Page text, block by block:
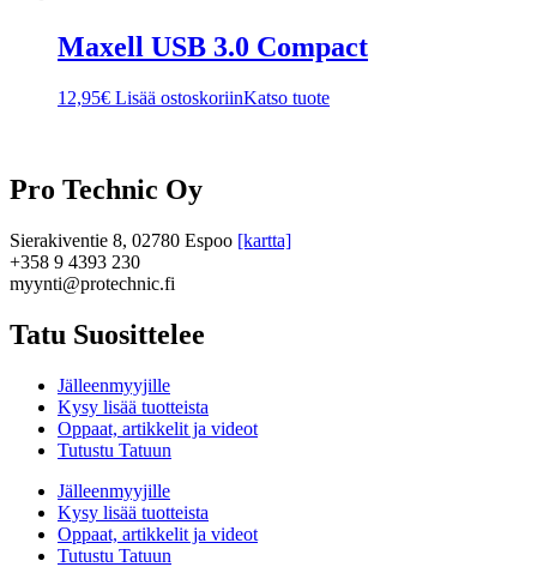
Maxell USB 3.0 Compact
12,95€ Lisää ostoskoriinKatso tuote
Pro Technic Oy
Sierakiventie 8, 02780 Espoo [kartta]
+358 9 4393 230
myynti@protechnic.fi
Tatu Suosittelee
Jälleenmyyjille
Kysy lisää tuotteista
Oppaat, artikkelit ja videot
Tutustu Tatuun
Jälleenmyyjille
Kysy lisää tuotteista
Oppaat, artikkelit ja videot
Tutustu Tatuun